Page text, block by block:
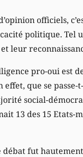
officiels,
politique. Tel
leur
pro-oui est
que se
social-
13 des 15 Etats-
fut